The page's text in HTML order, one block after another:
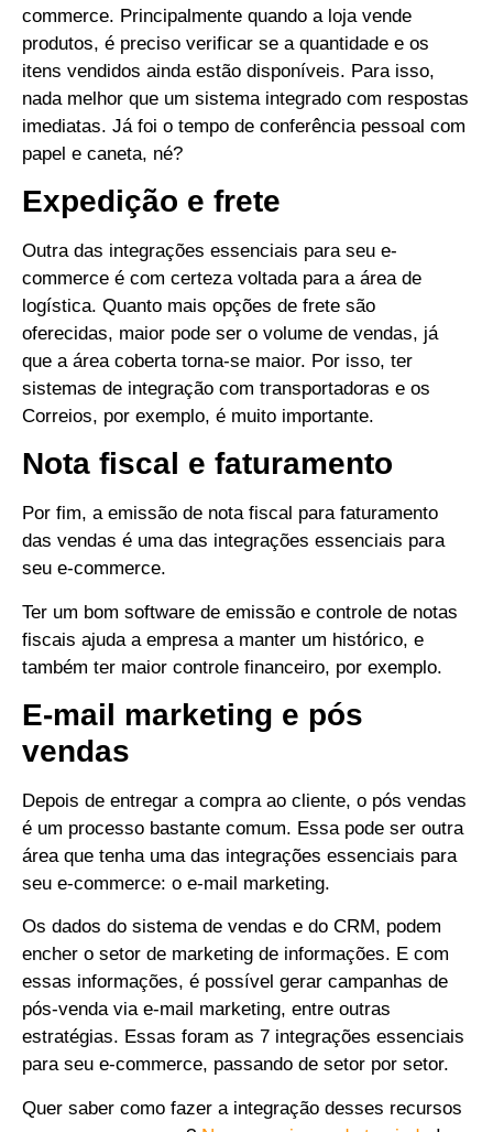
commerce. Principalmente quando a loja vende
produtos, é preciso verificar se a quantidade e os
itens vendidos ainda estão disponíveis. Para isso,
nada melhor que um sistema integrado com respostas
imediatas. Já foi o tempo de conferência pessoal com
papel e caneta, né?
Expedição e frete
Outra das integrações essenciais para seu e-
commerce é com certeza voltada para a área de
logística. Quanto mais opções de frete são
oferecidas, maior pode ser o volume de vendas, já
que a área coberta torna-se maior. Por isso, ter
sistemas de integração com transportadoras e os
Correios, por exemplo, é muito importante.
Nota fiscal e faturamento
Por fim, a emissão de nota fiscal para faturamento
das vendas é uma das integrações essenciais para
seu e-commerce.
Ter um bom software de emissão e controle de notas
fiscais ajuda a empresa a manter um histórico, e
também ter maior controle financeiro, por exemplo.
E-mail marketing e pós
vendas
Depois de entregar a compra ao cliente, o pós vendas
é um processo bastante comum. Essa pode ser outra
área que tenha uma das integrações essenciais para
seu e-commerce: o e-mail marketing.
Os dados do sistema de vendas e do CRM, podem
encher o setor de marketing de informações. E com
essas informações, é possível gerar campanhas de
pós-venda via e-mail marketing, entre outras
estratégias. Essas foram as 7 integrações essenciais
para seu e-commerce, passando de setor por setor.
Quer saber como fazer a integração desses recursos